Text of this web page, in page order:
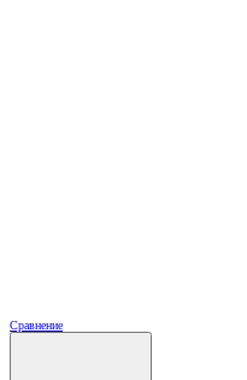
Сравнение